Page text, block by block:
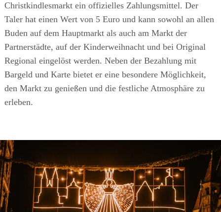
Christkindlesmarkt ein offizielles Zahlungsmittel. Der
Taler hat einen Wert von 5 Euro und kann sowohl an allen
Buden auf dem Hauptmarkt als auch am Markt der
Partnerstädte, auf der Kinderweihnacht und bei Original
Regional eingelöst werden. Neben der Bezahlung mit
Bargeld und Karte bietet er eine besondere Möglichkeit,
den Markt zu genießen und die festliche Atmosphäre zu
erleben.